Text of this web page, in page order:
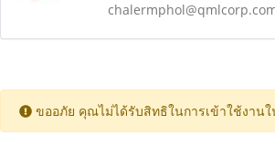
ขออภัย คุณไม่ได้รับสิทธิในการเข้าใช้งาน